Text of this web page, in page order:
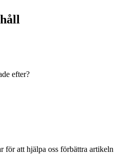
efter?
för att hjälpa oss förbättra artikeln